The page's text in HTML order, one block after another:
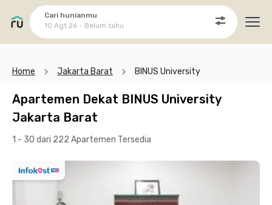
Cari hunianmu
10 Agt 26 - Belum tahu
Home Jakarta Barat BINUS University
Apartemen Dekat BINUS University
Jakarta Barat
1 - 30 dari 222 Apartemen Tersedia